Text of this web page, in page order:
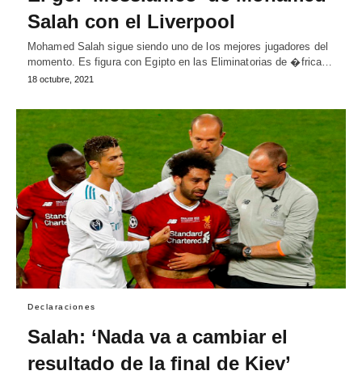
Salah con el Liverpool
Mohamed Salah sigue siendo uno de los mejores jugadores del
momento. Es figura con Egipto en las Eliminatorias de �frica…
18 octubre, 2021
Declaraciones
Salah: ‘Nada va a cambiar el
resultado de la final de Kiev’